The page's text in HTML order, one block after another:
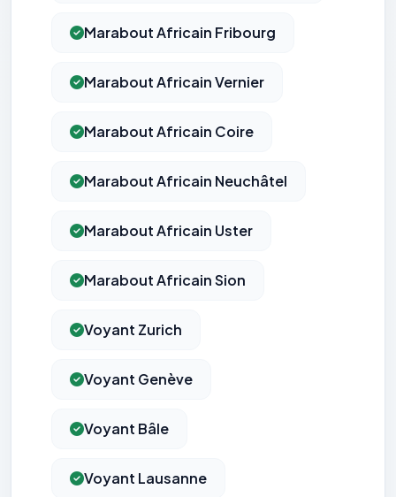
Marabout Africain Fribourg
Marabout Africain Vernier
Marabout Africain Coire
Marabout Africain Neuchâtel
Marabout Africain Uster
Marabout Africain Sion
Voyant Zurich
Voyant Genève
Voyant Bâle
Voyant Lausanne